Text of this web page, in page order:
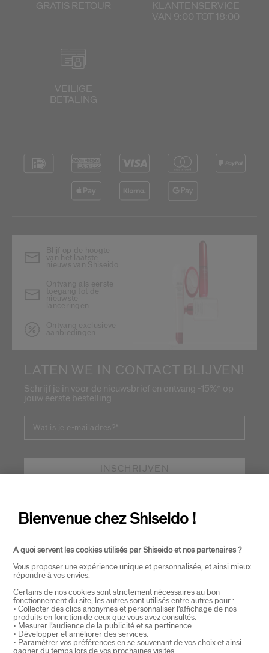
GRATIS RETOUR
KLANTENSERVICE
VAN 9:00 TOT 18:00
VEILIGE
BETALING
LATEN WE IN CONTACT BLIJVEN!
Schrijf je in voor de nieuwsbrief en ontvang -15%* op
jouw eerste bestelling
*
Wat is je e-mailadres?
INSCHRIJVEN
OVER SHISEIDO
PRODUCTEN EN DIENSTEN +
CONTACT
Bienvenue chez Shiseido !
A quoi servent les cookies utilisés par Shiseido et nos partenaires ?
Vous proposer une expérience unique et personnalisée, et ainsi mieux
répondre à vos envies.
Certains de nos cookies sont strictement nécessaires au bon
fonctionnement du site, les autres sont utilisés entre autres pour :
• Collecter des clics anonymes et personnaliser l’affichage de nos
produits en fonction de ceux que vous avez consultés.
• Mesurer l’audience de la publicité et sa pertinence
• Développer et améliorer des services.
• Paramétrer vos préférences en se souvenant de vos choix et ainsi
gagner du temps lors de vos prochaines visites.